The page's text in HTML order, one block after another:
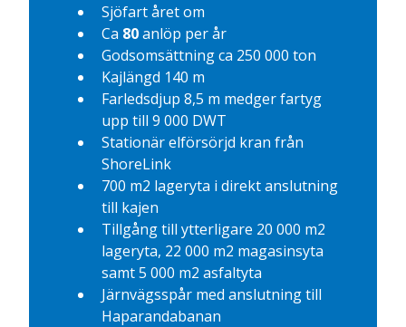
Sjöfart året om
Ca 80anlöp per år
Godsomsättning ca 250 000 ton
Kajlängd 140 m
Farledsdjup 8,5 m medger fartyg
upp till 9 000 DWT
Stationär elförsörjd kran från
ShoreLink
700 m2 lageryta i direkt anslutning
till kajen
Tillgång till ytterligare 20 000 m2
lageryta, 22 000 m2 magasinsyta
samt 5 000 m2 asfaltyta
Järnvägsspår med anslutning till
Haparandabanan